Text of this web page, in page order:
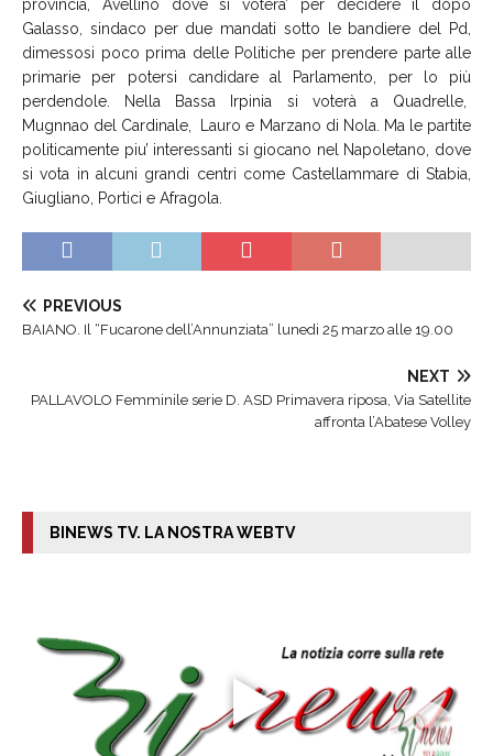
provincia, Avellino dove si votera’ per decidere il dopo
Galasso, sindaco per due mandati sotto le bandiere del Pd,
dimessosi poco prima delle Politiche per prendere parte alle
primarie per potersi candidare al Parlamento, per lo più
perdendole. Nella Bassa Irpinia si voterà a Quadrelle,
Mugnnao del Cardinale, Lauro e Marzano di Nola. Ma le partite
politicamente piu’ interessanti si giocano nel Napoletano, dove
si vota in alcuni grandi centri come Castellammare di Stabia,
Giugliano, Portici e Afragola.
PREVIOUS
BAIANO. Il “Fucarone dell’Annunziata” lunedi 25 marzo alle 19.00
NEXT
PALLAVOLO Femminile serie D. ASD Primavera riposa, Via Satellite
affronta l’Abatese Volley
BINEWS TV. LA NOSTRA WEBTV